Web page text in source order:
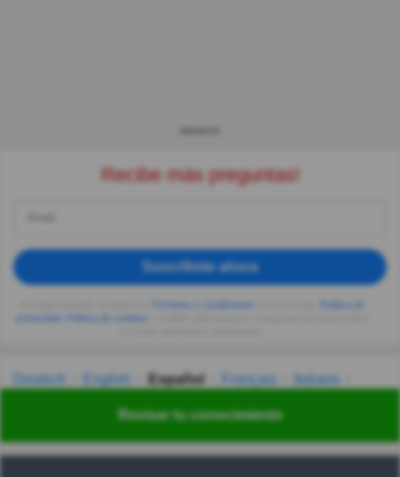
Revisar tu conocimiento
Recibe más preguntas!
Suscríbete ahora
privacidad
Deutsch English Español Français
Italiano
Українська हिन्दी 한국어 汉语